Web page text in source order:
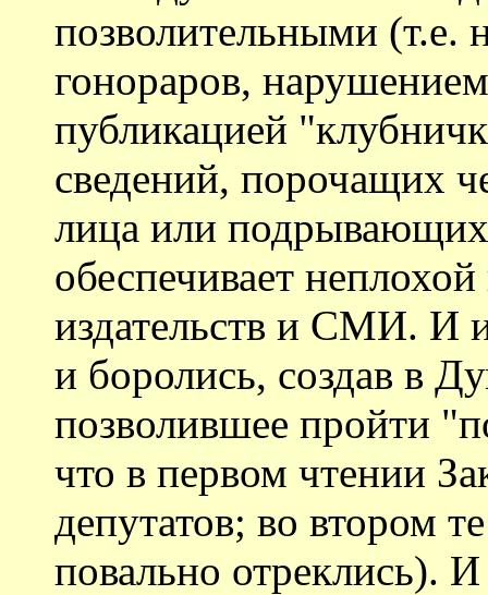
позволительными (т.е.
гонораров,
публикацией
сведений, порочащих
лица или
обеспечивает
издательств и СМИ. И
и боролись, создав в
позволившее пройти
что в первом чтении
депутатов; во втором
повально отреклись).